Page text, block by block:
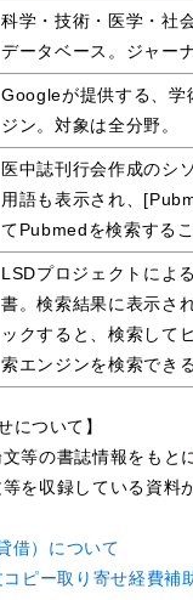
科学・技術・医学・社
データベース。ジャー
Googleが提供する、学
ジン。対象は全分野。
医中誌刊行会作成のシ
用語も表示され、
てPubmedを検索するこ
LSDプロジェクトによ
書。検索結果に表示さ
ックすると、検索して
索エンジンを検索できる
について】
等の書誌情報をもと
を収録している資料
借）について
ピー取り寄せ経費補